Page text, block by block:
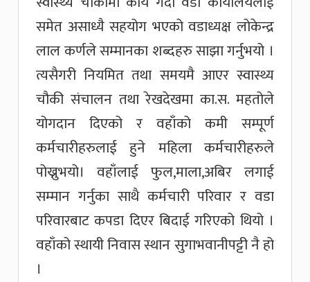
समेत असाध्यै सहयोग भएको वडाध्यक्ष लोकेन्द्र
लाल कर्णले सम्मानका शब्दहरु साझा गर्नुभयो ।
त्यसैगरी नियमित तथा समयमै आएर स्वास्थ्य
चौकी संचालन तथा रेखदेखमा का.स. महतोले
योगदान दिएको र वहाँको कमी सम्पूर्ण
कर्मचारीहरुलाई हुने महिला कर्मचारीहरुले
पोख्नुभयो। वहाँलाई फुल,माला,अबिर लगाई
सम्मान गर्नुका साथै कर्मचारी परिवार र वडा
परिवारबाट कपडा दिएर बिदाई गरिएको थियो ।
वहाँको स्थायी निवास स्थान सुगाभवानीपट्टी नै हो
।